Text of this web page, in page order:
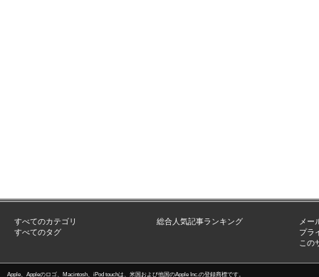
すべてのカテゴリ
すべてのタグ
総合人気記事ランキング
メー
プラ
この
Apple、Appleのロゴ、Macintosh、iPod touchは、米国および他国のApple Inc.の登録商標です。